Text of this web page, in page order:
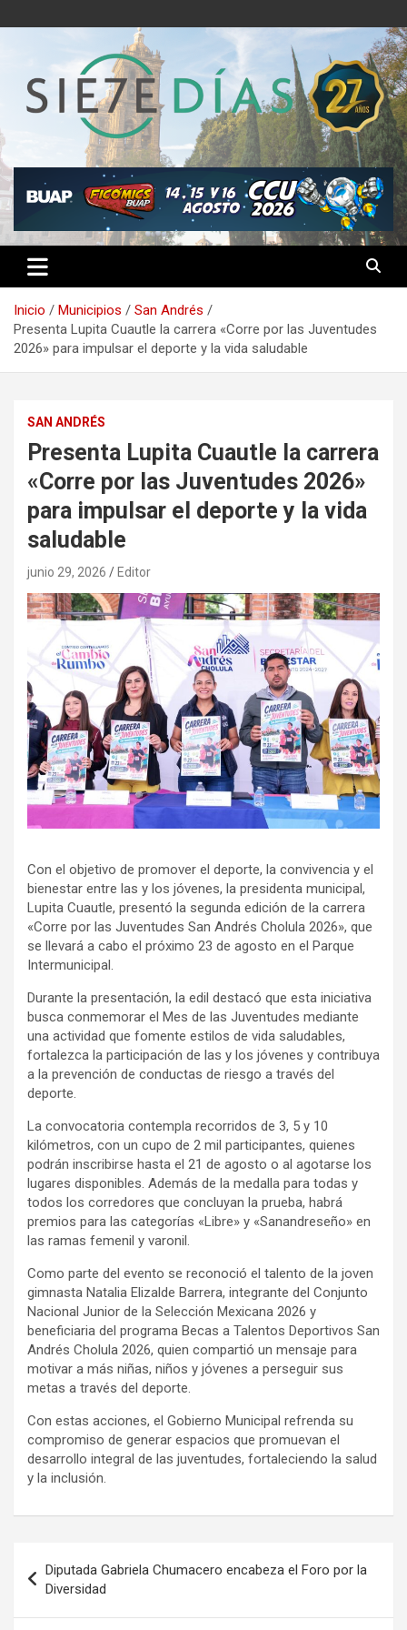
al
Semanario 7 Días
Inicio Municipios
San Andrés
Presenta Lupita Cuautle la carrera «Corre por las Juventudes
2026» para impulsar el deporte y la vida saludable
SAN ANDRÉS
Presenta Lupita Cuautle la carrera
«Corre por las Juventudes 2026»
para impulsar el deporte y la vida
saludable
junio 29, 2026 Editor
Con el objetivo de promover el deporte, la convivencia y el
bienestar entre las y los jóvenes, la presidenta municipal,
Lupita Cuautle, presentó la segunda edición de la carrera
«Corre por las Juventudes San Andrés Cholula 2026», que
se llevará a cabo el próximo 23 de agosto en el Parque
Intermunicipal.
Durante la presentación, la edil destacó que esta iniciativa
busca conmemorar el Mes de las Juventudes mediante
una actividad que fomente estilos de vida saludables,
fortalezca la participación de las y los jóvenes y contribuya
a la prevención de conductas de riesgo a través del
deporte.
La convocatoria contempla recorridos de 3, 5 y 10
kilómetros, con un cupo de 2 mil participantes, quienes
podrán inscribirse hasta el 21 de agosto o al agotarse los
lugares disponibles. Además de la medalla para todas y
todos los corredores que concluyan la prueba, habrá
premios para las categorías «Libre» y «Sanandreseño» en
las ramas femenil y varonil.
Como parte del evento se reconoció el talento de la joven
gimnasta Natalia Elizalde Barrera, integrante del Conjunto
Nacional Junior de la Selección Mexicana 2026 y
beneficiaria del programa Becas a Talentos Deportivos San
Andrés Cholula 2026, quien compartió un mensaje para
motivar a más niñas, niños y jóvenes a perseguir sus
metas a través del deporte.
Con estas acciones, el Gobierno Municipal refrenda su
compromiso de generar espacios que promuevan el
desarrollo integral de las juventudes, fortaleciendo la salud
y la inclusión.
de
entradas
Diputada Gabriela Chumacero encabeza el Foro por la
Diversidad